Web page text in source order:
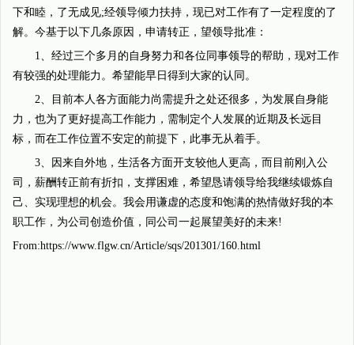
下和睦，了无成见;经领导倾力扶持，现已对工作有了一定程度的了
解。今基于以下几条原因，申请转正，望领导批准：
1、经过三个多月的自身努力和各位同事领导的帮助，现对工作
有较强的处理能力。希望能早日得到大家的认同。
2、目前本人各方面能力尚需提升之处还很多，为发展自身能
力，也为了更好提高工作能力，需制定个人发展的近期及长远目
标，而在工作位置不安定的前提下，此事无从着手。
3、因来自外地，生活各方面开支较他人更高，而目前刚入公
司，薪酬转正前有折扣，支撑困难，希望恳请领导给我继续锻炼自
己、实现理想的机会。我会用谦虚的态度和饱满的热情做好我的本
职工作，为公司创造价值，同公司一起展望美好的未来!
From:https://www.flgw.cn/Article/sqs/201301/160.html